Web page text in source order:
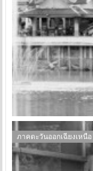
ภาคตะวันออกเฉียงเหนือ